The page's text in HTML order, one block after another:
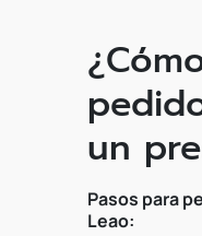
un
Pasos para
Leao: